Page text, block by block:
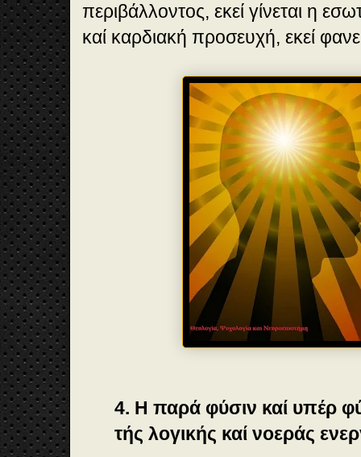
περιβάλλοντος, εκεί γίνεται η
καί καρδιακή προσευχή, εκεί
4. Η παρά φύσιν καί υπέρ
τής λογικής καί νοεράς